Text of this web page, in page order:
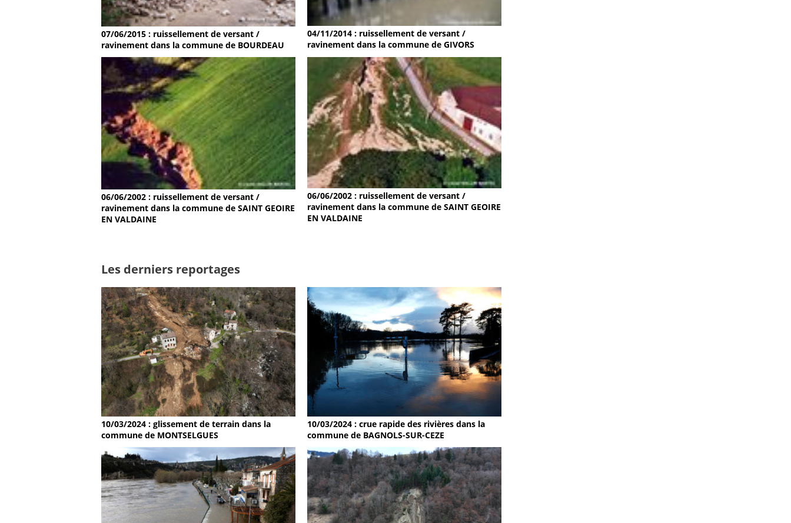
07/06/2015 : ruissellement de versant /
ravinement dans la commune de BOURDEAU
04/11/2014 : ruissellement de versant /
ravinement dans la commune de GIVORS
06/06/2002 : ruissellement de versant /
ravinement dans la commune de SAINT GEOIRE
EN VALDAINE
06/06/2002 : ruissellement de versant /
ravinement dans la commune de SAINT GEOIRE
EN VALDAINE
Les derniers reportages
10/03/2024 : glissement de terrain dans la
commune de MONTSELGUES
10/03/2024 : crue rapide des rivières dans la
commune de BAGNOLS-SUR-CEZE